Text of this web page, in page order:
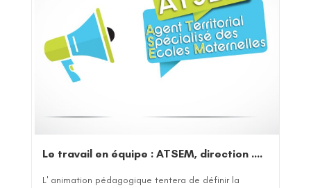
Le travail en équipe : ATSEM, direction ….
L' animation pédagogique tentera de définir la